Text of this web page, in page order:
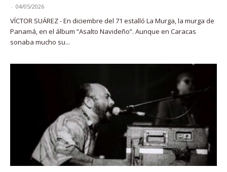
- 04/05/2026
VÍCTOR SUÁREZ - En diciembre del 71 estalló La Murga, la murga de
Panamá, en el álbum “Asalto Navideño”. Aunque en Caracas
sonaba mucho su...